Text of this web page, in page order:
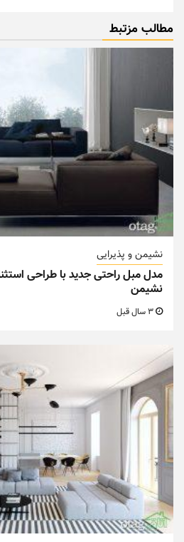
مطالب مزتبط
نشیمن و پذیرایی
مدل مبل راحتی جدید با طراحی
نشیمن